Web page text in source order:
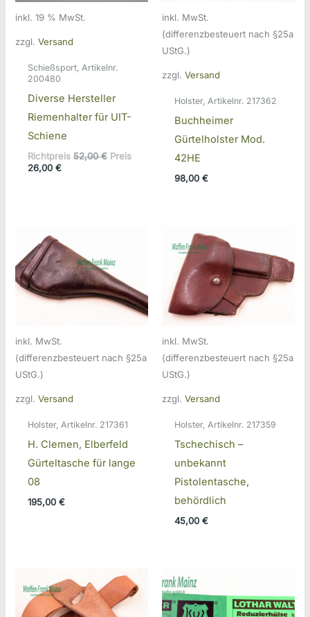
inkl. 19 % MwSt.
zzgl.Versand
Schießsport, Artikelnr.
200480
Diverse Hersteller
Riemenhalter für UIT-
Schiene
Richtpreis 52,00€ Ursprünglicher
Preis
26,00 €Aktueller
inkl. MwSt.
(differenzbesteuert nach §25a
UStG.)
zzgl. Versand
Holster, Artikelnr. 217362
Buchheimer
Gürtelholster Mod.
42HE
98,00 €
inkl. MwSt.
(differenzbesteuert nach §25a
UStG.)
zzgl.Versand
Holster, Artikelnr. 217361
H. Clemen, Elberfeld
Gürteltasche für lange
08
195,00 €
inkl. MwSt.
(differenzbesteuert nach §25a
UStG.)
zzgl. Versand
Holster, Artikelnr. 217359
Tschechisch –
unbekannt
Pistolentasche,
behördlich
45,00 €